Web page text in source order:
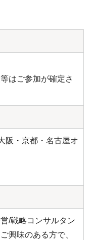
はご参加が確定さ
阪・京都・名古屋オ
/戦略コンサルタン
興味のある方で、